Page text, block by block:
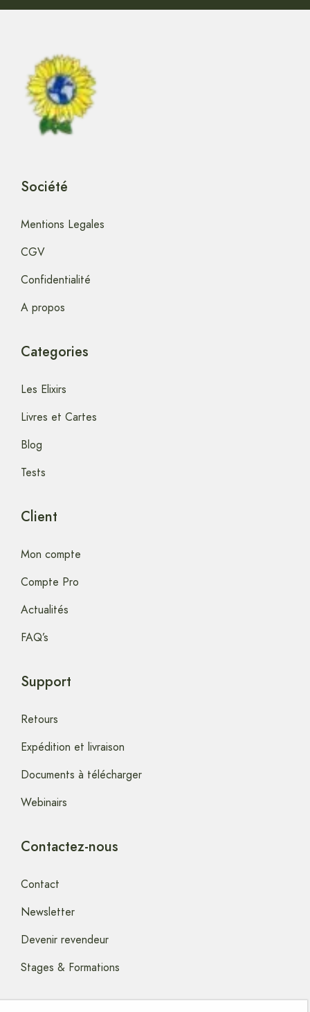
Société
Mentions Legales
CGV
Confidentialité
A propos
Categories
Les Elixirs
Livres et Cartes
Blog
Tests
Client
Mon compte
Compte Pro
Actualités
FAQ’s
Support
Retours
Expédition et livraison
Documents à télécharger
Webinairs
Contactez-nous
Contact
Newsletter
Devenir revendeur
Stages & Formations